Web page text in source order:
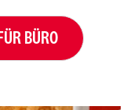
BÜRO